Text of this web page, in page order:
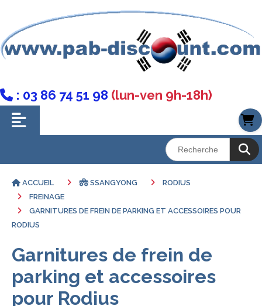
 : 03 86 74 51 98 (lun-ven 9h-18h)
ACCUEIL SSANGYONG
RODIUS
FREINAGE
GARNITURES DE FREIN DE PARKING ET ACCESSOIRES POUR
RODIUS
Garnitures de frein de
parking et accessoires
pour Rodius